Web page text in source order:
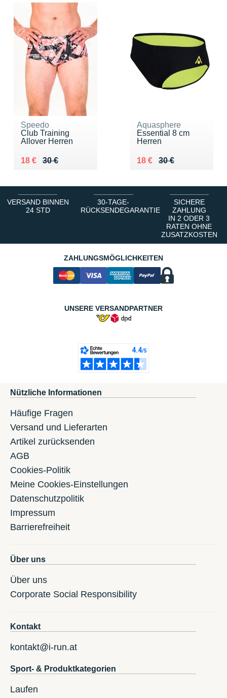
Speedo
Club Training
Allover Herren
30 €
Au lieu de 30 €
18 €
Vendu 18 €
Aquasphere
Essential 8 cm
Herren
30 €
Au lieu de 30 €
18 €
Vendu 18 €
VERSAND BINNEN
24 STD
30-TAGE-
RÜCKSENDEGARANTIE
SICHERE
ZAHLUNG
IN 2 ODER 3
RATEN OHNE
ZUSATZKOSTEN
ZAHLUNGSMÖGLICHKEITEN
UNSERE VERSANDPARTNER
Nützliche Informationen
Häufige Fragen
Versand und Lieferarten
Artikel zurücksenden
AGB
Cookies-Politik
Meine Cookies-Einstellungen
Datenschutzpolitik
Impressum
Barrierefreiheit
Über uns
Über uns
Corporate Social Responsibility
Kontakt
kontakt@i-run.at
Sport- & Produktkategorien
Laufen